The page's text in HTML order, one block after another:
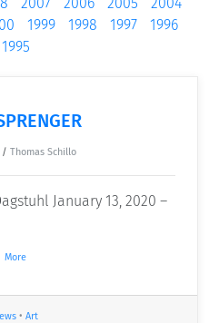
1999 1998 1997
1996
1995
/ Thomas Schillo
January 13, 2020 –
More
• Art